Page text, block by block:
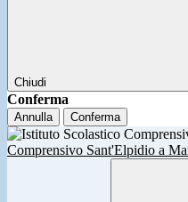
Chiudi
Conferma
Annulla Conferma
Comprensivo Sant'Elpidio a